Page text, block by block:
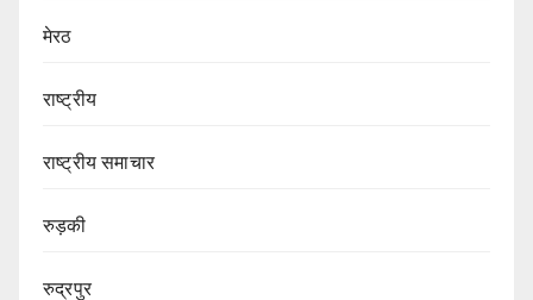
मेरठ
राष्ट्रीय
राष्ट्रीय समाचार
रुड़की
रुद्रपुर